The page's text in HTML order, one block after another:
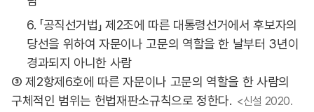
6. 「공직선거법」 제2조에 따른 대통령선거에서 후보자의
당선을 위하여 자문이나 고문의 역할을 한 날부터 3년이
경과되지 아니한 사람
③ 제2항제6호에 따른 자문이나 고문의 역할을 한 사람의
구체적인 범위는 헌법재판소규칙으로 정한다. <신설 2020.